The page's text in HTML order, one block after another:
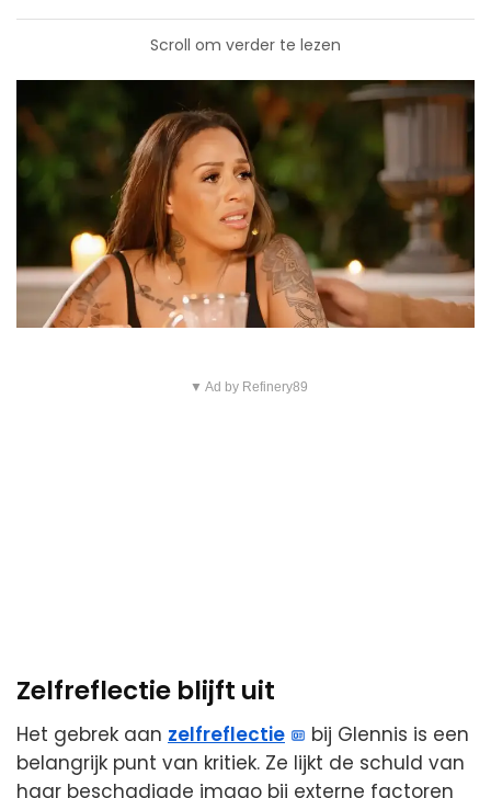
Scroll om verder te lezen
▼ Ad by Refinery89
Zelfreflectie blijft uit
Het gebrek aan zelfreflectie
bij Glennis is een
belangrijk punt van kritiek. Ze lijkt de schuld van
haar beschadigde imago bij externe factoren